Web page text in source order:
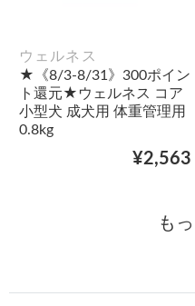
ウェルネス
★《8/3-8/31》300ポイン
ト還元★ウェルネス コア
小型犬 成犬用 体重管理用
0.8kg
¥2,563
も